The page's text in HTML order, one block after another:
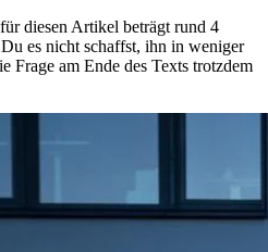
diesen Artikel beträgt rund 4
es nicht schaffst, ihn in weniger
Frage am Ende des Texts trotzdem